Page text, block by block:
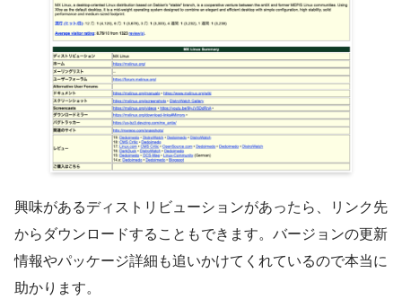
興味があるディストリビューションがあったら、リンク先
からダウンロードすることもできます。バージョンの更新
情報やパッケージ詳細も追いかけてくれているので本当に
助かります。